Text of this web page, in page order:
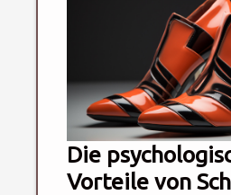
Die
Vorteile von